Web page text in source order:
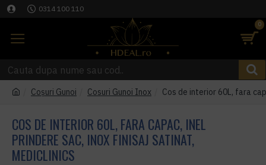
0314 100 110
0
Coşuri Gunoi Cosuri Gunoi Inox Cos de interior 60L, fara
COS DE INTERIOR 60L, FARA CAPAC, INEL
PRINDERE SAC, INOX FINISAJ SATINAT,
MEDICLINICS